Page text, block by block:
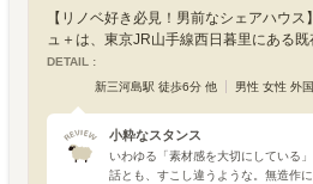
【リノベ好き必見！男前なシェアハウス
ュ＋は、東京JR山手線西日暮里にある既
DETAIL :
新三河島駅 徒歩6分 他
男性 女性 外
小粋なスタンス
いわゆる「素材感を大切にしている
話とも、すこし違うような。無造作